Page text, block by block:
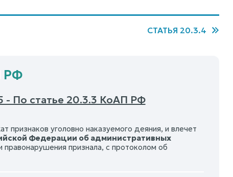
СТАТЬЯ 20.3.4
РФ
- По статье 20.3.3 КоАП РФ
уголовно наказуемого деяния, и влечет
Федерации об административных
признала, с протоколом об